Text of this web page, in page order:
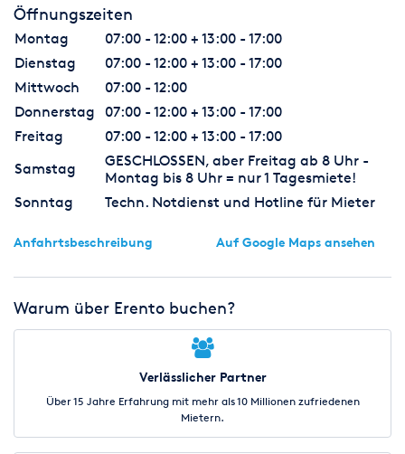
Öffnungszeiten
Montag
07:00 - 12:00 + 13:00 - 17:00
Dienstag
07:00 - 12:00 + 13:00 - 17:00
Mittwoch
07:00 - 12:00
Donnerstag
07:00 - 12:00 + 13:00 - 17:00
Freitag
07:00 - 12:00 + 13:00 - 17:00
Samstag
GESCHLOSSEN, aber Freitag ab 8 Uhr -
Montag bis 8 Uhr = nur 1 Tagesmiete!
Sonntag
Techn. Notdienst und Hotline für Mieter
Anfahrtsbeschreibung Auf Google Maps ansehen
Warum über Erento buchen?
Verlässlicher Partner
Über 15 Jahre Erfahrung mit mehr als 10 Millionen zufriedenen
Mietern.